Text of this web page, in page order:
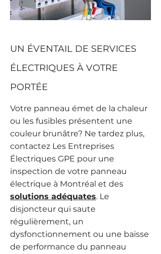
UN ÉVENTAIL DE SERVICES
ÉLECTRIQUES À VOTRE
PORTÉE
Votre panneau émet de la chaleur
ou les fusibles présentent une
couleur brunâtre? Ne tardez plus,
contactez Les Entreprises
Électriques GPE pour une
inspection de votre panneau
électrique à Montréal et des
solutions adéquates. Le
disjoncteur qui saute
régulièrement, un
dysfonctionnement ou une baisse
de performance du panneau